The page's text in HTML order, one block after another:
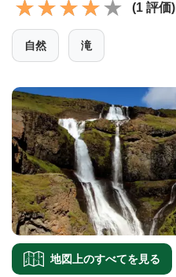
(1 評価)
自然 滝
地図上のすべてを見る